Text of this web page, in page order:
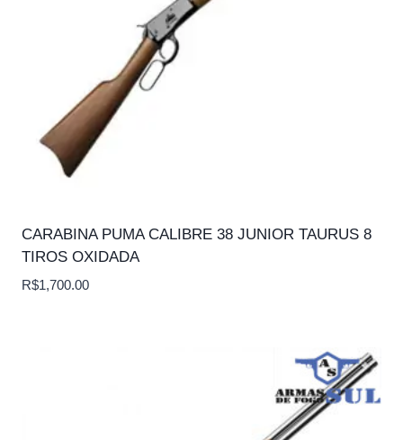
CARABINA PUMA CALIBRE 38 JUNIOR TAURUS 8
TIROS OXIDADA
R$1,700.00